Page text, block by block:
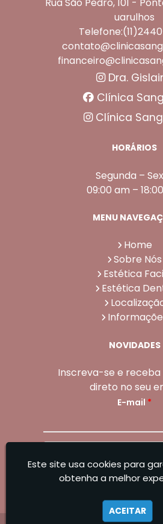
uarulhos
Dra.
Clínica
Clínica
HORÁRIOS
Segunda –
09:00 am –
MENU
Home
Sobre Nós
Estética
Estética
NOVIDADES
Inscreva-se e receba
direto no seu
E-mail *
Sangoleti Odontologia -
Este site usa cookies para
obtenha a melhor
ACEITAR